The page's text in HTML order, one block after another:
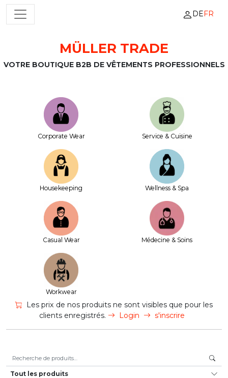
Passer au contenu
NAVIGATION PRINCIPALE DEFR
MÜLLER TRADE
VOTRE BOUTIQUE B2B DE VÊTEMENTS PROFESSIONNELS
Corporate Wear Service & Cuisine
House­keeping Wellness & Spa
Casual Wear Médecine & Soins
Workwear
Les prix de nos produits ne sont visibles que pour les
clients enregistrés.
Login s'inscrire
Tout les produits